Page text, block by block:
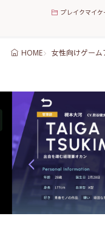
ブレイクマイケ
HOME 女性向けゲーム